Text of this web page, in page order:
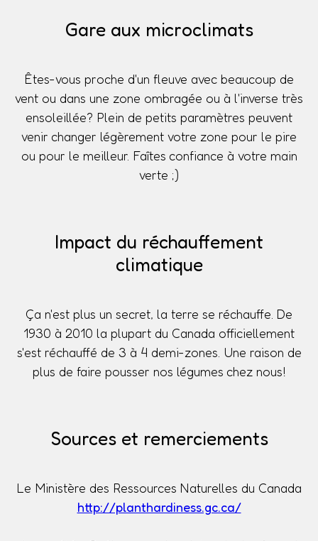
Gare aux microclimats
Êtes-vous proche d'un fleuve avec beaucoup de
vent ou dans une zone ombragée ou à l'inverse très
ensoleillée? Plein de petits paramètres peuvent
venir changer légèrement votre zone pour le pire
ou pour le meilleur. Faîtes confiance à votre main
verte ;)
Impact du réchauffement
climatique
Ça n'est plus un secret, la terre se réchauffe. De
1930 à 2010 la plupart du Canada officiellement
s'est réchauffé de 3 à 4 demi-zones. Une raison de
plus de faire pousser nos légumes chez nous!
Sources et remerciements
Le Ministère des Ressources Naturelles du Canada
http://planthardiness.gc.ca/